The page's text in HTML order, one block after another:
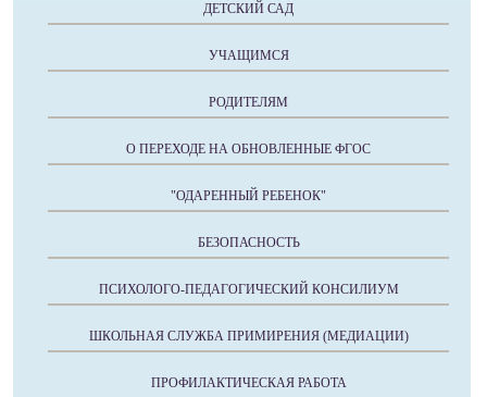
ДЕТСКИЙ САД
УЧАЩИМСЯ
РОДИТЕЛЯМ
О ПЕРЕХОДЕ НА ОБНОВЛЕННЫЕ ФГОС
"ОДАРЕННЫЙ РЕБЕНОК"
БЕЗОПАСНОСТЬ
ПСИХОЛОГО-ПЕДАГОГИЧЕСКИЙ КОНСИЛИУМ
ШКОЛЬНАЯ СЛУЖБА ПРИМИРЕНИЯ (МЕДИАЦИИ)
ПРОФИЛАКТИЧЕСКАЯ РАБОТА